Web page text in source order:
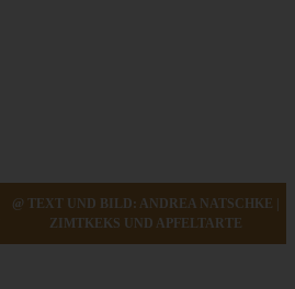
@ TEXT UND BILD: ANDREA NATSCHKE |
ZIMTKEKS UND APFELTARTE